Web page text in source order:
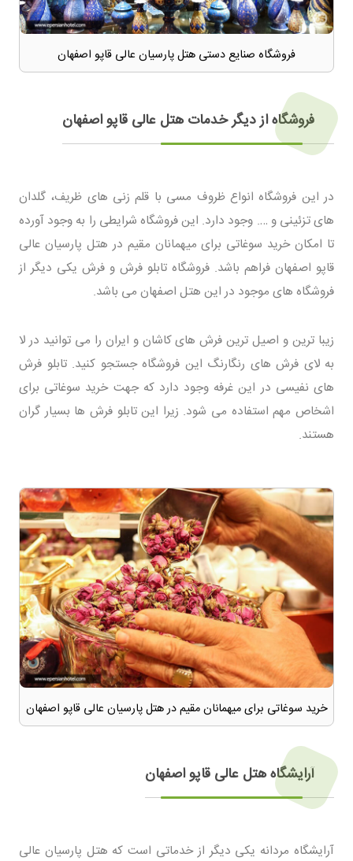
فروشگاه صنایع دستی هتل پارسیان عالی قاپو اصفهان
فروشگاه از دیگر خدمات هتل عالی قاپو اصفهان
در این فروشگاه انواع ظروف مسی با قلم زنی های ظریف، گلدان
های تزئینی و …. وجود دارد. این فروشگاه شرایطی را به وجود آورده
تا امکان خرید سوغاتی برای میهمانان مقیم در هتل پارسیان عالی
قاپو اصفهان فراهم باشد. فروشگاه تابلو فرش و فرش یکی دیگر از
فروشگاه های موجود در این هتل اصفهان می باشد.
زیبا ترین و اصیل ترین فرش های کاشان و ایران را می توانید در لا
به لای فرش های رنگارنگ این فروشگاه جستجو کنید. تابلو فرش
های نفیسی در این غرفه وجود دارد که جهت خرید سوغاتی برای
اشخاص مهم استفاده می شود. زیرا این تابلو فرش ها بسیار گران
هستند.
خرید سوغاتی برای میهمانان مقیم در هتل پارسیان عالی قاپو اصفهان
آرایشگاه هتل عالی قاپو اصفهان
آرایشگاه مردانه یکی دیگر از خدماتی است که هتل پارسیان عالی